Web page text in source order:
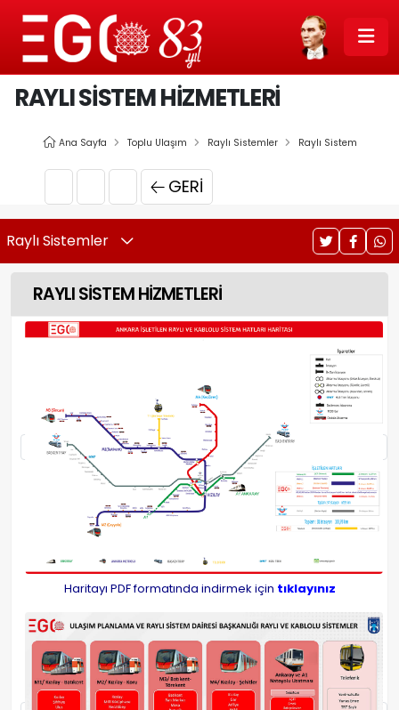
RAYLI SİSTEM HİZMETLERİ
Ana Sayfa Toplu Ulaşım Raylı Sistemler Raylı Sistem
GERI
Raylı Sistemler
RAYLI SİSTEM HİZMETLERİ
Haritayı PDF formatında indirmek için tıklayınız